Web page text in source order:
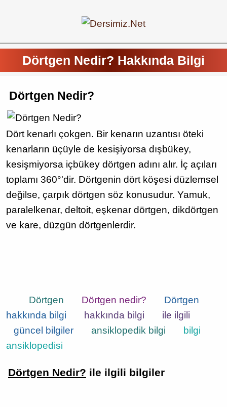
Dörtgen Nedir? Hakkında Bilgi
Dörtgen Nedir?
Dört kenarlı çokgen. Bir kenarın uzantısı öteki
kenarların üçüyle de kesişiyorsa dışbükey,
kesişmiyorsa içbükey dörtgen adını alır. İç açıları
toplamı 360°'dir. Dörtgenin dört köşesi düzlemsel
değilse, çarpık dörtgen söz konusudur. Yamuk,
paralelkenar, deltoit, eşkenar dörtgen, dikdörtgen
ve kare, düzgün dörtgenlerdir.
Dörtgen Dörtgen nedir?
Dörtgen
hakkında bilgi
hakkında bilgi
ile ilgili
güncel bilgiler
ansiklopedik bilgi
bilgi
ansiklopedisi
Dörtgen Nedir? ile ilgili bilgiler